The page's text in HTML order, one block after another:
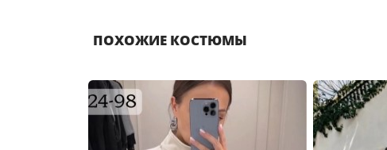
ПОХОЖИЕ КОСТЮМЫ